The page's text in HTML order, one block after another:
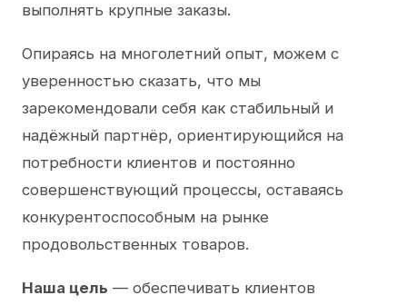
выполнять крупные заказы.
Опираясь на многолетний опыт, можем с
уверенностью сказать, что мы
зарекомендовали себя как стабильный и
надёжный партнёр, ориентирующийся на
потребности клиентов и постоянно
совершенствующий процессы, оставаясь
конкурентоспособным на рынке
продовольственных товаров.
Наша цель — обеспечивать клиентов